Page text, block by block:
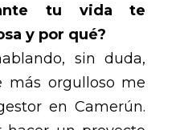
tu vida te
y por qué?
sin duda,
más orgulloso me
en Camerún.